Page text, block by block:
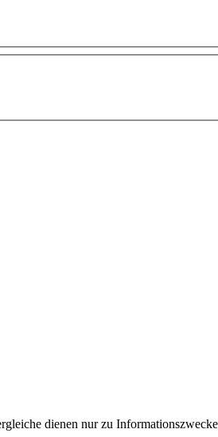
dienen nur zu